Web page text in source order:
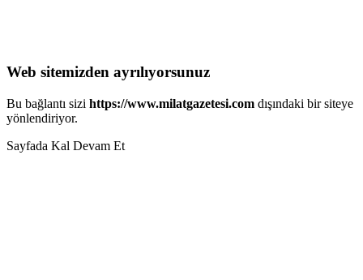
Web sitemizden ayrılıyorsunuz
Bu bağlantı sizi https://www.milatgazetesi.com dışındaki bir siteye
yönlendiriyor.
Sayfada Kal Devam Et